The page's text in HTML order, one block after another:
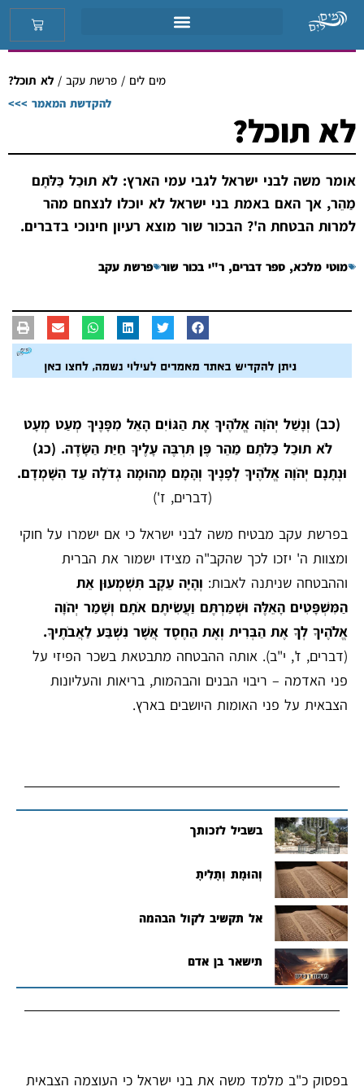
מים לים / פרשת עקב / לא תוכל?
להקדשת המאמר >>>
לא תוכל?
אומר משה לבני ישראל לגבי עמי הארץ: לֹא תוּכַל כַּלֹּתָם
מַהֵר, אך האם באמת בני ישראל לא יוכלו לנצחם מהר
למרות הבטחת ה'? הבכור שור מוצא רעיון חינוכי בדברים.
מוטי מלכא, ספר דברים, ר"י בכור שור פרשת עקב
(כב) וְנָשַׁל יְהֹוָה אֱלֹהֶיךָ אֶת הַגּוֹיִם הָאֵל מִפָּנֶיךָ מְעַט מְעָט
לֹא תוּכַל כַּלֹּתָם מַהֵר פֶּן תִּרְבֶּה עָלֶיךָ חַיַּת הַשָּׂדֶה. (כג)
וּנְתָנָם יְהֹוָה אֱלֹהֶיךָ לְפָנֶיךָ וְהָמָם מְהוּמָה גְדֹלָה עַד הִשָּׁמְדָם.
(דברים, ז')
בפרשת עקב מבטיח משה לבני ישראל כי אם ישמרו על חוקי
ומצוות ה' יזכו לכך שהקב"ה מצידו ישמור את הברית
וההבטחה שניתנה לאבות: וְהָיָה עֵקֶב תִּשְׁמְעוּן אֵת
הַמִּשְׁפָּטִים הָאֵלֶּה וּשְׁמַרְתֶּם וַעֲשִׂיתֶם אֹתָם וְשָׁמַר יְהֹוָה
אֱלֹהֶיךָ לְךָ אֶת הַבְּרִית וְאֶת הַחֶסֶד אֲשֶׁר נִשְׁבַּע לַאֲבֹתֶיךָ.
(דברים, ז', י"ב). אותה ההבטחה מתבטאת בשכר הפיזי על
פני האדמה – ריבוי הבנים והבהמות, בריאות והעליונות
הצבאית על פני האומות היושבים בארץ.
בשביל לזכותך
וְהוּמָת וְתָלִיתָ
אל תקשיב לקול הבהמה
תישאר בן אדם
בפסוק כ"ב מלמד משה את בני ישראל כי העוצמה הצבאית